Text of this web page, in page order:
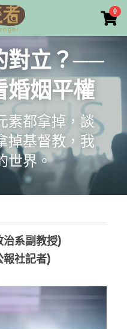
0
對立？──
婚姻平權
素都拿掉，談
掉基督教，我
世界。
治系副教授)
報社記者)
×
類